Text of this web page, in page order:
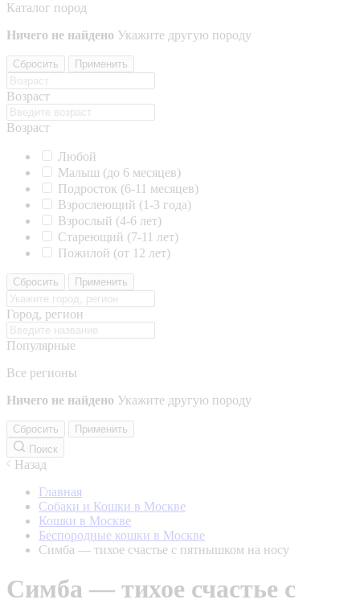
Каталог пород
Ничего не найдено Укажите другую породу
Сбросить Применить
Возраст
Возраст
Любой
Малыш (до 6 месяцев)
Подросток (6-11 месяцев)
Взрослеющий (1-3 года)
Взрослый (4-6 лет)
Стареющий (7-11 лет)
Пожилой (от 12 лет)
Сбросить Применить
Город, регион
Популярные
Все регионы
Ничего не найдено Укажите другую породу
Сбросить
Применить
Поиск
Назад
Главная
Собаки и Кошки в Москве
Кошки в Москве
Беспородные кошки в Москве
Симба — тихое счастье с пятнышком на носу
Симба — тихое счастье с